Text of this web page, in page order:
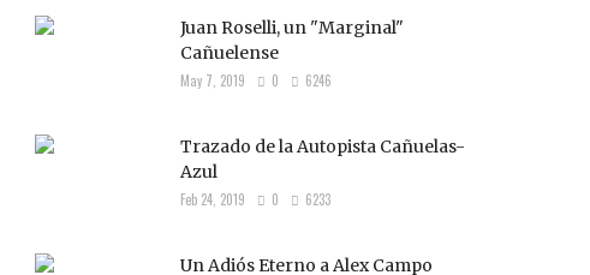
Juan Roselli, un "Marginal"
Cañuelense
May 7, 2019 0 6246
Trazado de la Autopista Cañuelas-
Azul
Feb 24, 2019 0 6233
Un Adiós Eterno a Alex Campo